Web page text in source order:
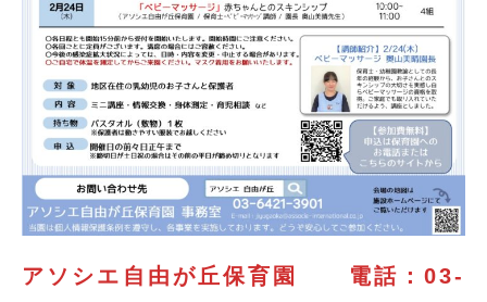
アソシエ自由が丘保育園 電話：03-